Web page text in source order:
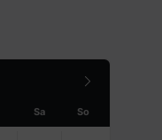
Sa So